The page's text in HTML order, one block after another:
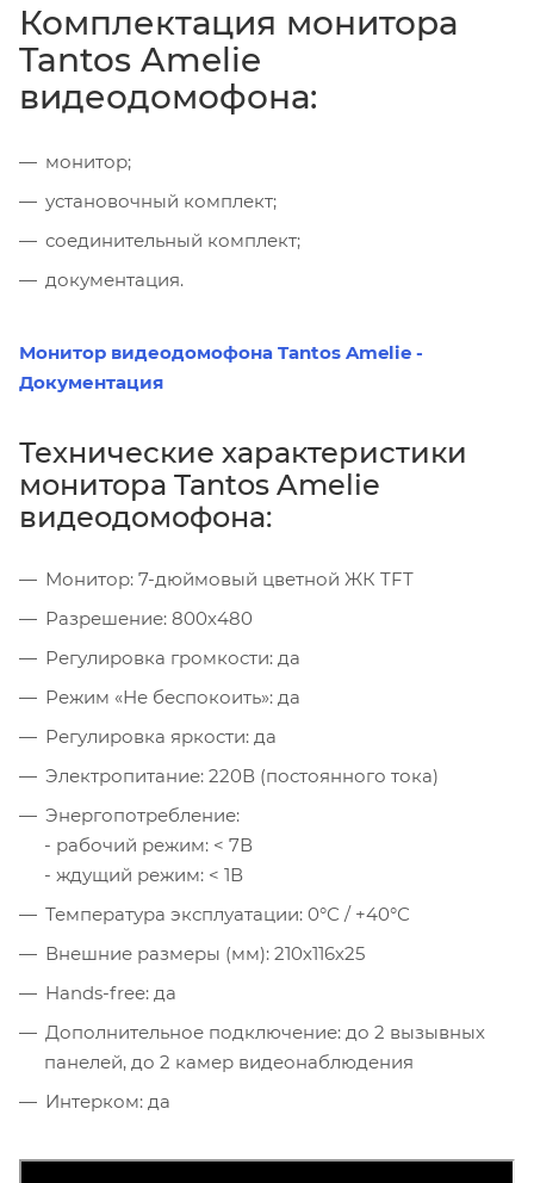
Комплектация монитора
Tantos Amelie
видеодомофона:
монитор;
установочный комплект;
соединительный комплект;
документация.
Монитор видеодомофона Tantos Amelie -
Документация
Технические характеристики
монитора Tantos Amelie
видеодомофона:
Монитор: 7-дюймовый цветной ЖК TFT
Разрешение: 800х480
Регулировка громкости: да
Режим «Не беспокоить»: да
Регулировка яркости: да
Электропитание: 220В (постоянного тока)
Энергопотребление:
- рабочий режим: < 7В
- ждущий режим: < 1В
Температура эксплуатации: 0°С / +40°С
Внешние размеры (мм): 210х116х25
Hands-free: да
Дополнительное подключение: до 2 вызывных
панелей, до 2 камер видеонаблюдения
Интерком: да